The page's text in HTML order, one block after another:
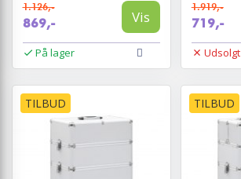
1.126,-
869,- Vis
På lager
1.919,-
719,-
Udsolgt
TILBUD TILBUD